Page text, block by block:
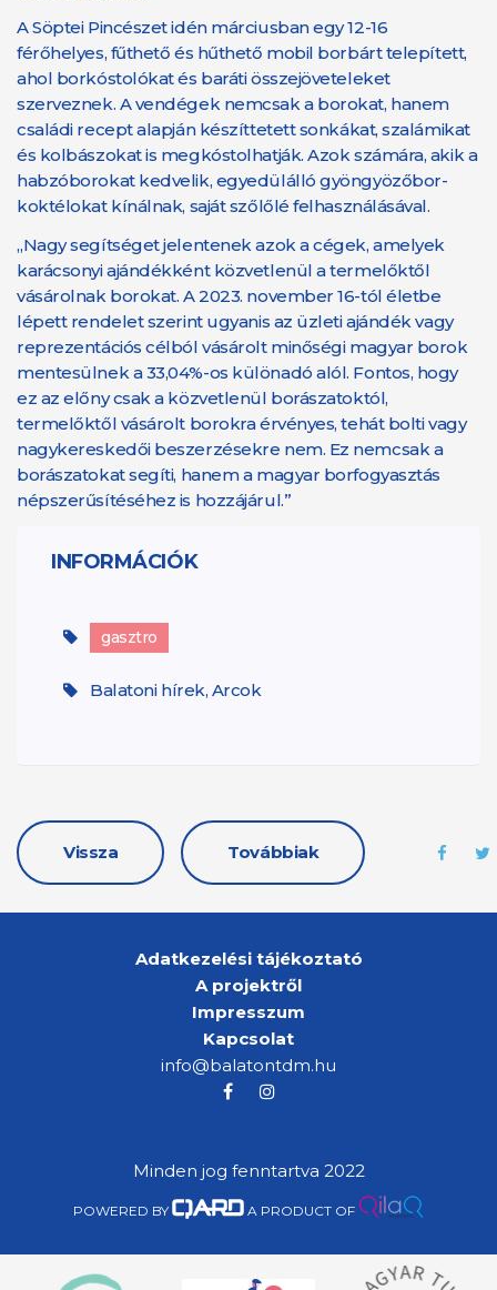
A Söptei Pincészet idén márciusban egy 12-16
férőhelyes, fűthető és hűthető mobil borbárt telepített,
ahol borkóstolókat és baráti összejöveteleket
szerveznek. A vendégek nemcsak a borokat, hanem
családi recept alapján készíttetett sonkákat, szalámikat
és kolbászokat is megkóstolhatják. Azok számára, akik a
habzóborokat kedvelik, egyedülálló gyöngyözőbor-
koktélokat kínálnak, saját szőlőlé felhasználásával.
„Nagy segítséget jelentenek azok a cégek, amelyek
karácsonyi ajándékként közvetlenül a termelőktől
vásárolnak borokat. A 2023. november 16-tól életbe
lépett rendelet szerint ugyanis az üzleti ajándék vagy
reprezentációs célból vásárolt minőségi magyar borok
mentesülnek a 33,04%-os különadó alól. Fontos, hogy
ez az előny csak a közvetlenül borászatoktól,
termelőktől vásárolt borokra érvényes, tehát bolti vagy
nagykereskedői beszerzésekre nem. Ez nemcsak a
borászatokat segíti, hanem a magyar borfogyasztás
népszerűsítéséhez is hozzájárul.”
INFORMÁCIÓK
gasztro
Balatoni hírek, Arcok
Vissza Továbbiak
Adatkezelési tájékoztató
A projektről
Impresszum
Kapcsolat
info@balatontdm.hu
Minden jog fenntartva 2022
POWERED BY A PRODUCT OF